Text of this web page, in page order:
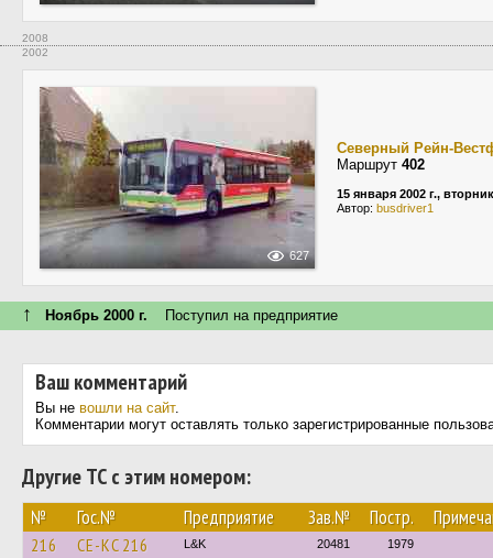
2008
2002
627
Северный Рейн-
Маршрут 402
15 января 2002 г., вторник
Автор: busdriver1
↑ Ноябрь 2000 г. Поступил на предприятие
Ваш комментарий
Вы не вошли на сайт.
Комментарии могут оставлять только зарегистрированные
Другие ТС с этим номером:
№ Гос.№ Предприятие Зав.№ Постр.
216 CE-KC 216 L&K 20481 1979